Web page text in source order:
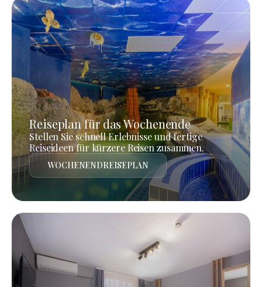
Reiseplan für das Wochenende
Stellen Sie schnell Erlebnisse und fertige
Reiseideen für kürzere Reisen zusammen.
WOCHENENDREISEPLAN